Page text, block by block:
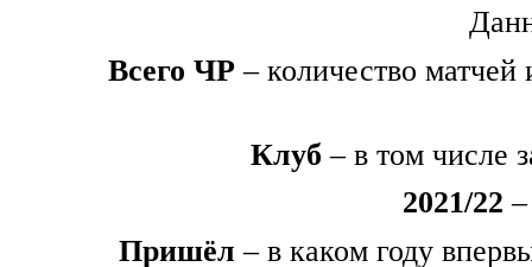
Всего ЧР – количество
Клуб – в том числе
2021/22 –
Пришёл – в каком году